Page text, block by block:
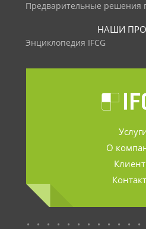
Предварительные решения
НАШИ
Энциклопедия IFCG
О